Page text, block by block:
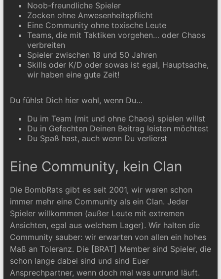
Noob-freundliche Spieler
Zocken ohne Anwesenheitspflicht
Eine Community ohne toxische Leute
Teams, die mit Taktiken vorgehen… oder Chaos
verbreiten
Spieler zwischen 18 und 50 Jahren
Skills oder K/D oder sowas ist egal, Hauptsache,
wir haben eine gute Zeit!
Du fühlst Dich hier wohl, wenn Du…
Du im Team (mit und ohne Chaos) spielen willst
Du in Gefechten Deinen Beitrag leisten möchtest
Du Spaß hast, auch wenn Du verlierst
Eine Community, kein Clan
Die BombRats gibt es seit 2001, wir waren schon
immer mehr eine Community als ein Clan. Jeder
Spieler willkommen (außer Leute mit extremen
Ansichten, egal aus welchem Lager). Wir halten die
Community sauber: wir erwarten von allen ein hohes
Maß an Toleranz. Die [BRAT] Member sind Spieler, die
schon lange dabei sind und sind Euer
Ansprechpartner, wenn doch mal was unrund läuft.